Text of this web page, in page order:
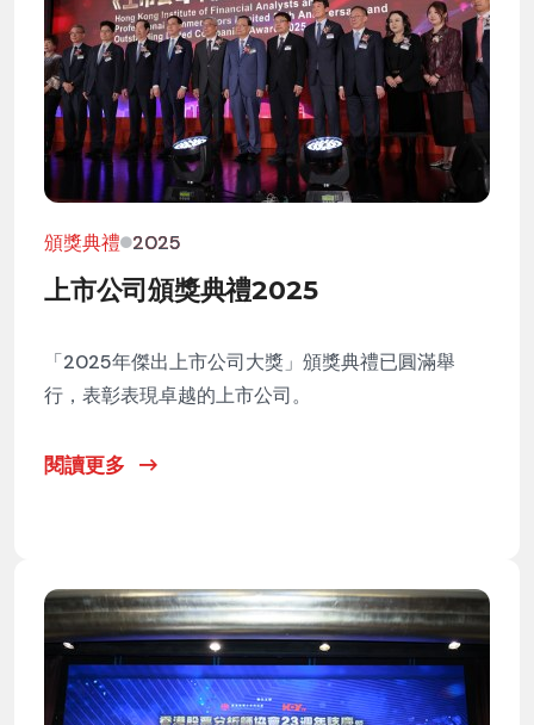
頒獎典禮 2025
上市公司頒獎典禮2025
「2025年傑出上市公司大獎」頒獎典禮已圓滿舉
行，表彰表現卓越的上市公司。
閱讀更多